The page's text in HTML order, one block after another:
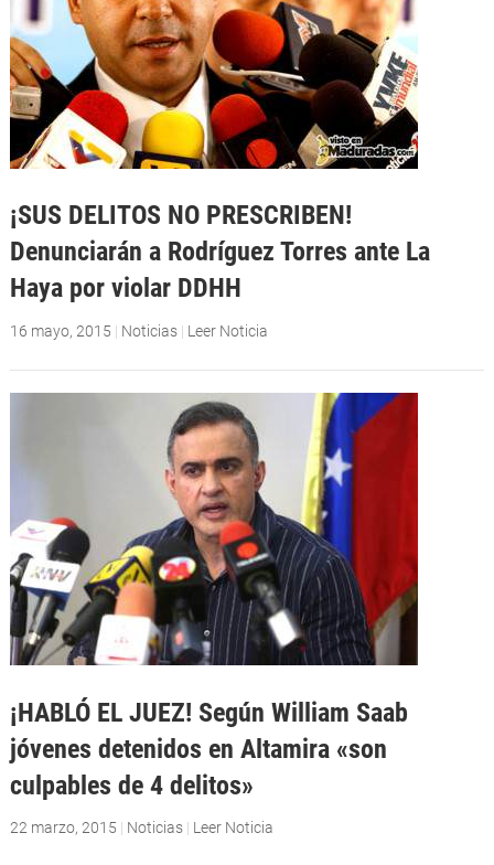
¡SUS DELITOS NO PRESCRIBEN!
Denunciarán a Rodríguez Torres ante La
Haya por violar DDHH
16 mayo, 2015 | Noticias | Leer Noticia
¡HABLÓ EL JUEZ! Según William Saab
jóvenes detenidos en Altamira «son
culpables de 4 delitos»
22 marzo, 2015 | Noticias | Leer Noticia